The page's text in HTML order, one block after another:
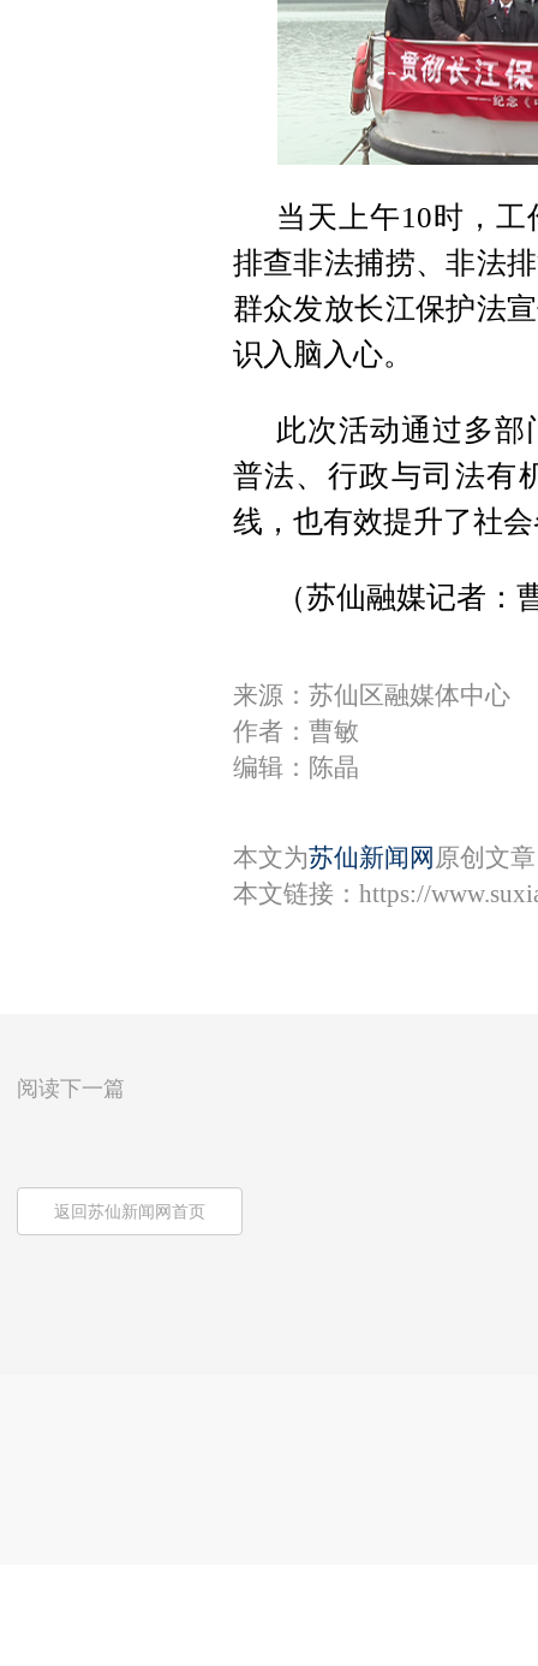
当天上午10时，
排查非法捕捞、非法
群众发放长江保护法
识入脑入心。
此次活动通过多
普法、行政与司法有
线，也有效提升了社
（苏仙融媒记者：
来源：苏仙区融媒体中心
作者：曹敏
编辑：陈晶
本文为苏仙新闻网 原创文
本文链接： https://
阅读下一篇
返回苏仙新闻网首页